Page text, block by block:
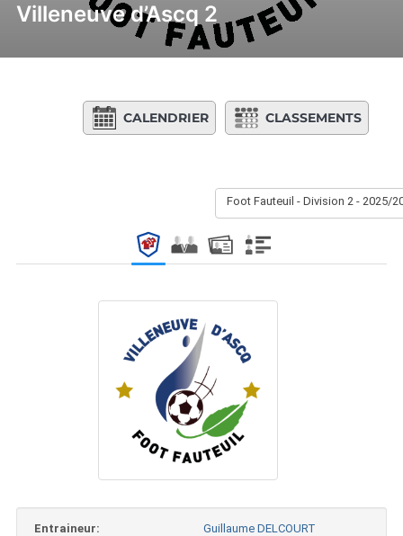
Villeneuve d’Ascq 2
CALENDRIER CLASSEMENTS
Foot Fauteuil - Division 2 - 2025/
Entraineur:
Guillaume DELCOURT